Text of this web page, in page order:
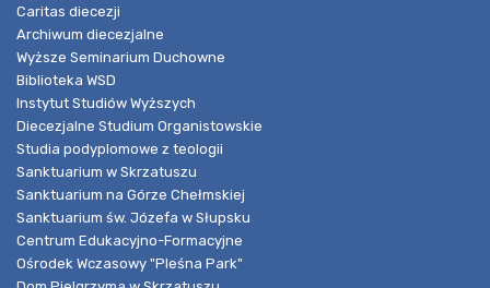
Caritas diecezji
Archiwum diecezjalne
Wyższe Seminarium Duchowne
Biblioteka WSD
Instytut Studiów Wyższych
Diecezjalne Studium Organistowskie
Studia podyplomowe z teologii
Sanktuarium w Skrzatuszu
Sanktuarium na Górze Chełmskiej
Sanktuarium św. Józefa w Słupsku
Centrum Edukacyjno-Formacyjne
Ośrodek Wczasowy "Pleśna Park"